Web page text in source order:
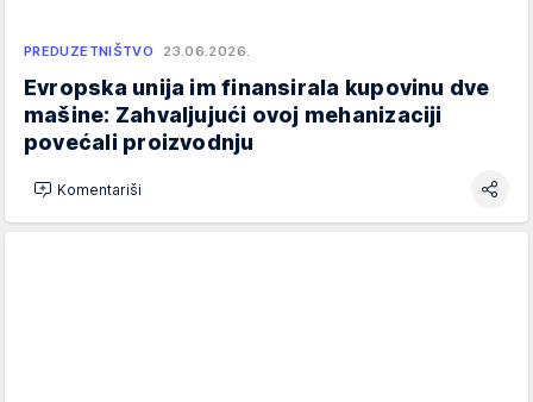
PREDUZETNIŠTVO 23.06.2026.
Evropska unija im finansirala kupovinu dve
mašine: Zahvaljujući ovoj mehanizaciji
povećali proizvodnju
Komentariši